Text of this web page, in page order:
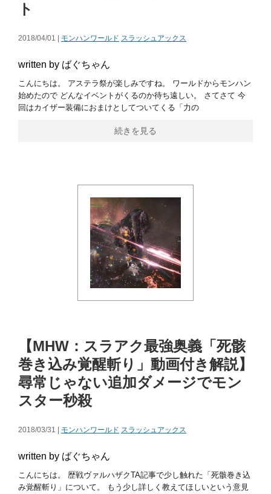
ト
2018/04/01 | モンハンワールド スラッシュアックス
written by ばぐちゃん
こんにちは。 アステラ祭が楽しみですね。 ワールドからモンハン
始めたので どんなイベントがくるのか待ち遠しい。 さてさて 今
回はカイザー装備におまけとしてついてくる「力の
続きを見る
【MHW：スラアク最強奥義「死骸
巻き込み覚醒斬り」動画付き解説】
尋常じゃない追加ダメージでモン
スター秒殺
2018/03/31 | モンハンワールド スラッシュアックス
written by ばぐちゃん
こんにちは。 歴戦ヴァルハザクTA記事で少し触れた「死骸巻き込
み覚醒斬り」について。 もう少し詳しく教えてほしいという意見